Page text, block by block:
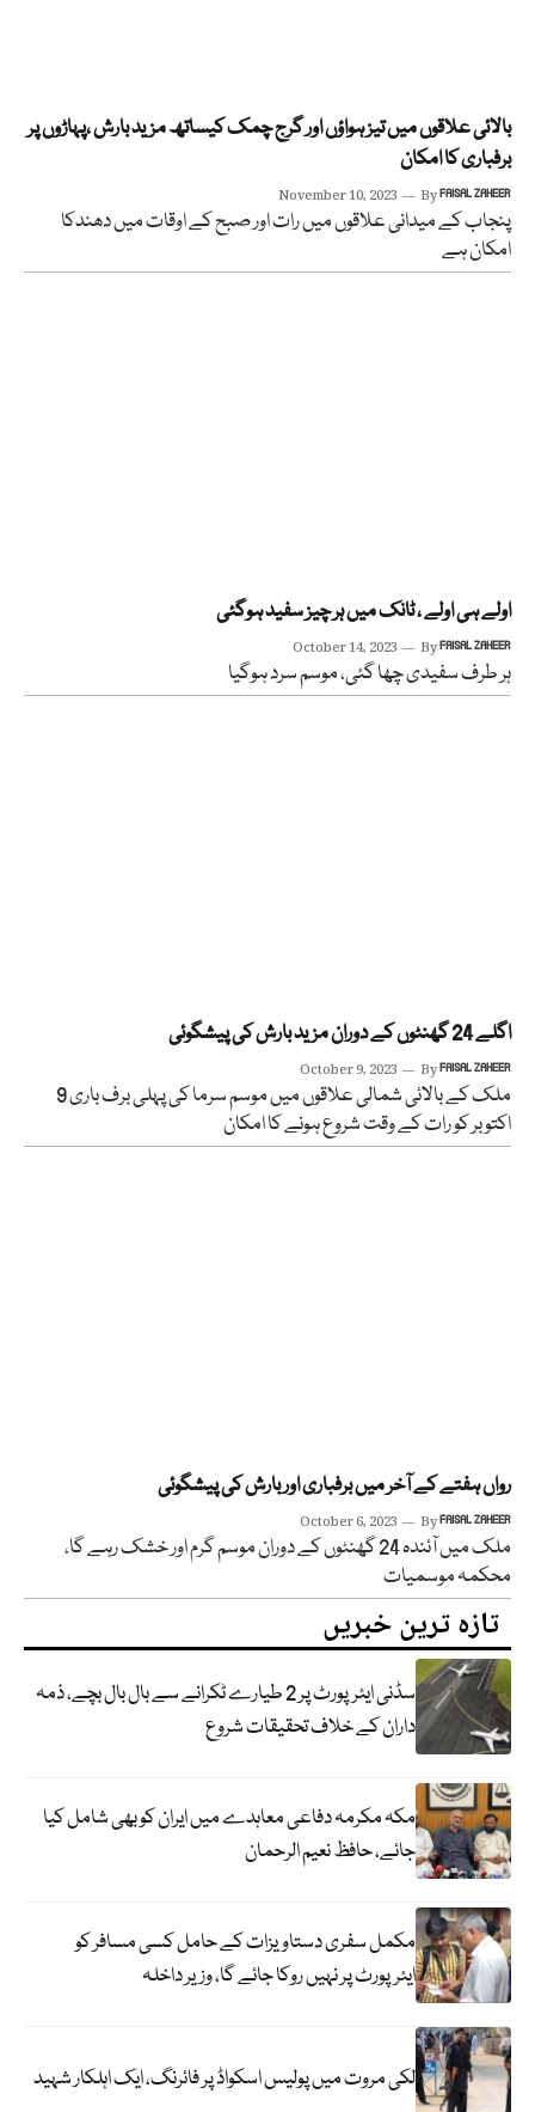
بالائی علاقوں میں تیز ہواؤں اور گرج چمک کیساتھ مزید بارش ،پہاڑوں پر
برفباری کا امکان
November 10, 2023 ByFAISAL ZAHEER
پنجاب کے میدانی علاقوں میں رات اور صبح کے اوقات میں دھندکا
امکان ہے
اولے ہی اولے ، ٹانک میں ہر چیز سفید ہوگئی
October 14, 2023 ByFAISAL ZAHEER
ہر طرف سفیدی چھا گئی، موسم سرد ہوگیا
اگلے 24 گھنٹوں کے دوران مزید بارش کی پیشگوئی
October 9, 2023 ByFAISAL ZAHEER
ملک کے بالائی شمالی علاقوں میں موسم سرما کی پہلی برف باری 9
اکتوبر کو رات کے وقت شروع ہونے کا امکان
رواں ہفتے کے آخر میں برفباری اور بارش کی پیشگوئی
October 6, 2023 ByFAISAL ZAHEER
ملک میں آئندہ 24 گھنٹوں کے دوران موسم گرم اور خشک رہے گا،
محکمہ موسمیات
تازہ ترین خبریں
سڈنی ایئرپورٹ پر 2 طیارے ٹکرانے سے بال بال بچے، ذمہ
داران کے خلاف تحقیقات شروع
مکہ مکرمہ دفاعی معاہدے میں ایران کو بھی شامل کیا
جائے، حافظ نعیم الرحمان
مکمل سفری دستاویزات کے حامل کسی مسافر کو
ایئرپورٹ پر نہیں روکا جائے گا، وزیر داخلہ
لکی مروت میں پولیس اسکواڈ پر فائرنگ، ایک اہلکار شہید